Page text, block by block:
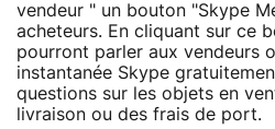
vendeur " un bouton "Skype
acheteurs. En cliquant sur ce
pourront parler aux vendeurs
instantanée Skype
questions sur les objets en
livraison ou des frais de port.